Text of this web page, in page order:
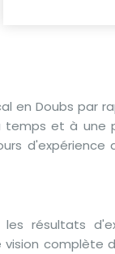
en Doubs par
temps et à une
d'expérience
résultats
vision complète